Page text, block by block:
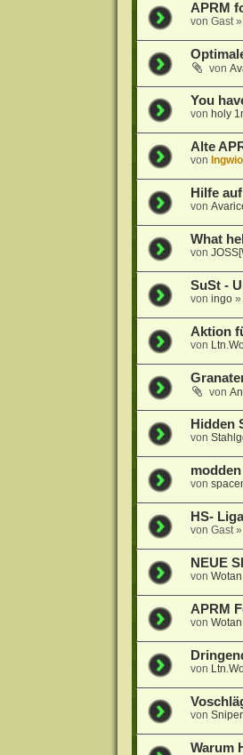
APRM
von Gast»
von
You
von holy
Alte
von Ingwio
Hilfe
von
What
von
SuSt -
von ingo»
Aktion
von
von
Hidden
von
von
HS-
von Gast»
NEUE
von Wotan
APRM
von Wotan
von
von Sniper
Warum